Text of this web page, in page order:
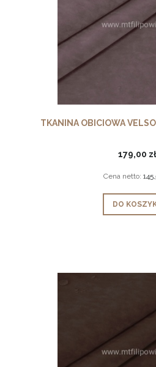
TKANINA OBICIOWA
179,00 zł
Cena netto:
DO